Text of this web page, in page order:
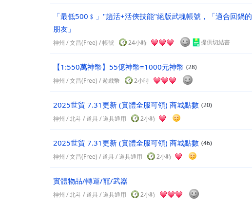
「最低500﹩」"趙活+活俠技能"絕版武魂帳號，「適合回鍋的
朋友」
神州 /文昌(Free) /帳號 24小時 提供切結書
【1:550萬神幣】55億神幣=1000元神幣 (28)
神州 /文昌(Free) /遊戲幣 2小時
2025世貿 7.31更新 (實體全服可領) 商城點數 (20)
神州 /北斗/道具 / 道具通用 2小時
2025世貿 7.31更新 (實體全服可領) 商城點數 (46)
神州 /文昌(Free) /道具 / 道具通用 2小時
實體物品/轉運/寵/武器
神州 /北斗/道具 / 道具通用 2小時